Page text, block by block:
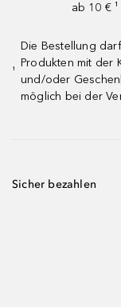
ab 10 € ¹
¹
Die Bestellung
Produkten mit der
und/oder
möglich bei der
Sicher bezahlen